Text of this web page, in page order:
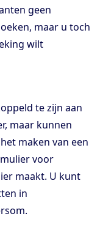
geen
maar u toch
wilt
te zijn aan
maar kunnen
maken van een
voor
maakt. U kunt
in